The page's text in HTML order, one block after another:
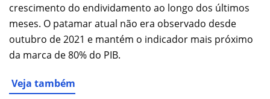
crescimento do endividamento ao longo dos últimos
meses. O patamar atual não era observado desde
outubro de 2021 e mantém o indicador mais próximo
da marca de 80% do PIB.
Veja também